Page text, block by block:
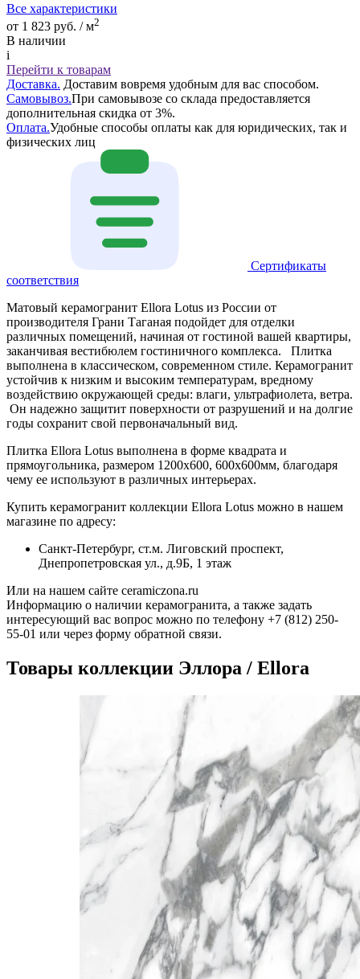
Все характеристики
от 1 823 руб. / м2
В наличии
i
Перейти к товарам
Доставка. Доставим вовремя удобным для вас способом.
Самовывоз.При самовывозе со склада предоставляется
дополнительная скидка от 3%.
Оплата.Удобные способы оплаты как для юридических, так и
физических лиц
Сертификаты
соответствия
Матовый керамогранит Ellora Lotus из России от
производителя Грани Таганая подойдет для отделки
различных помещений, начиная от гостиной вашей квартиры,
заканчивая вестибюлем гостиничного комплекса. Плитка
выполнена в классическом, современном стиле. Керамогранит
устойчив к низким и высоким температурам, вредному
воздействию окружающей среды: влаги, ультрафиолета, ветра.
Он надежно защитит поверхности от разрушений и на долгие
годы сохранит свой первоначальный вид.
Плитка Ellora Lotus выполнена в форме квадрата и
прямоугольника, размером 1200х600, 600х600мм, благодаря
чему ее используют в различных интерьерах.
Купить керамогранит коллекции Ellora Lotus можно в нашем
магазине по адресу:
Санкт-Петербург, ст.м. Лиговский проспект,
Днепропетровская ул., д.9Б, 1 этаж
Или на нашем сайте ceramiczona.ru
Информацию о наличии керамогранита, а также задать
интересующий вас вопрос можно по телефону +7 (812) 250-
55-01 или через форму обратной связи.
Товары коллекции Эллора / Ellora